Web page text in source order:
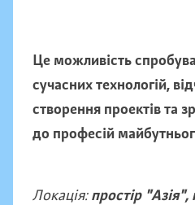
Це можливість
сучасних технологій,
створення проектів та
до професій
Локація:простір "Азія",